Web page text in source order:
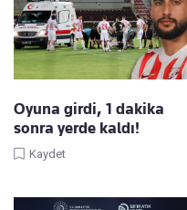
Oyuna girdi, 1 dakika
sonra yerde kaldı!
Kaydet